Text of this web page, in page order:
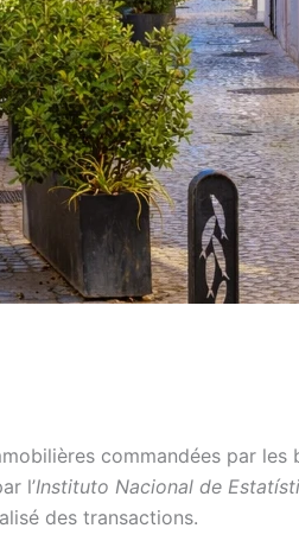
commandées par les
l’Instituto Nacional de
des transactions.